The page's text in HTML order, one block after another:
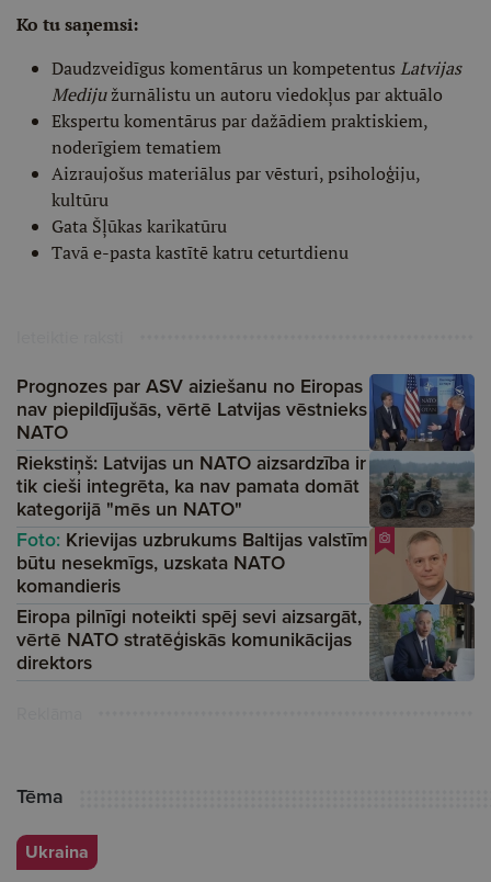
Ko tu saņemsi:
Daudzveidīgus komentārus un kompetentus Latvijas
Medijužurnālistu un autoru viedokļus par aktuālo
Ekspertu komentārus par dažādiem praktiskiem,
noderīgiem tematiem
Aizraujošus materiālus par vēsturi, psiholoģiju,
kultūru
Gata Šļūkas karikatūru
Tavā e-pasta kastītē katru ceturtdienu
Prognozes par ASV aiziešanu no Eiropas
nav piepildījušās, vērtē Latvijas vēstnieks
NATO
Riekstiņš: Latvijas un NATO aizsardzība ir
tik cieši integrēta, ka nav pamata domāt
kategorijā "mēs un NATO"
Foto: Krievijas uzbrukums Baltijas valstīm
būtu nesekmīgs, uzskata NATO
komandieris
Eiropa pilnīgi noteikti spēj sevi aizsargāt,
vērtē NATO stratēģiskās komunikācijas
direktors
Tēma
Ukraina